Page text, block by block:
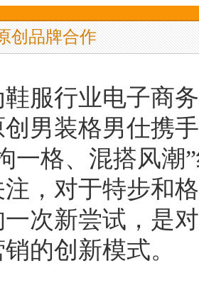
创品牌合作
行业电子商务
男装格男仕携
一格、混搭风潮
，对于特步和
一次新尝试，是
的创新模式。